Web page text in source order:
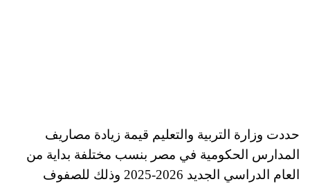
حددت وزارة التربية والتعليم قيمة زيادة مصاريف
المدارس الحكومية في مصر بنسب مختلفة بداية من
العام الدراسي الجديد 2026-2025 وذلك للصفوف